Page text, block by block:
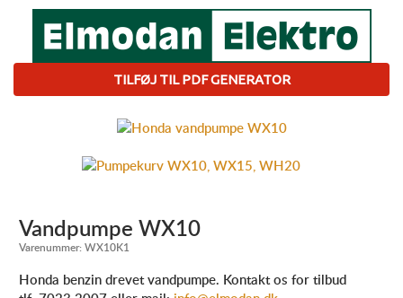
Vandpumpe WX10
Varenummer:WX10K1
Honda benzin drevet vandpumpe. Kontakt os for tilbud
TILFØJ TIL PDF GENERATOR